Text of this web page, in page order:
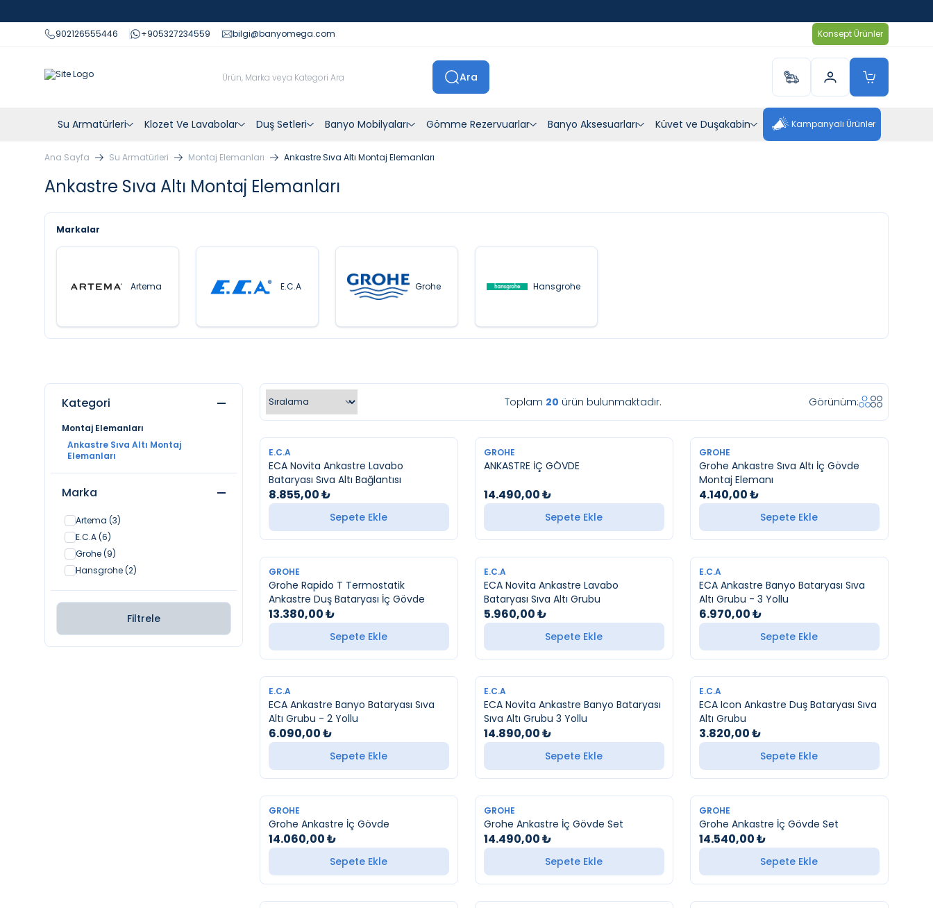
902126555446
+905327234559 bilgi@banyomega.com Konsept Ürünler
Ara
Su Armatürleri Klozet Ve Lavabolar Duş Setleri Banyo Mobilyaları Gömme Rezervuarlar Banyo Aksesuarları Küvet ve Duşakabin Kampanyalı Ürünler
Ana Sayfa Su Armatürleri Montaj Elemanları Ankastre Sıva Altı Montaj Elemanları
Ankastre Sıva Altı Montaj Elemanları
Markalar
Artema E.C.A Grohe Hansgrohe
Kategori
Montaj Elemanları
Ankastre Sıva Altı Montaj
Elemanları
Marka
Artema (3)
E.C.A(6)
Grohe(9)
Hansgrohe(2)
Filtrele
Toplam 20 ürün bulunmaktadır. Görünüm:
YENI
E.C.A
ECA Novita Ankastre Lavabo
Bataryası Sıva Altı Bağlantısı
8.855,00₺
Sepete Ekle
YENI
GROHE
ANKASTRE İÇ GÖVDE
14.490,00₺
Sepete Ekle
YENI
GROHE
Grohe Ankastre Sıva Altı İç Gövde
Montaj Elemanı
4.140,00₺
Sepete Ekle
YENI
GROHE
Grohe Rapido T Termostatik
Ankastre Duş Bataryası İç Gövde
13.380,00₺
Sepete Ekle
YENI
E.C.A
ECA Novita Ankastre Lavabo
Bataryası Sıva Altı Grubu
5.960,00₺
Sepete Ekle
YENI
E.C.A
ECA Ankastre Banyo Bataryası Sıva
Altı Grubu - 3 Yollu
6.970,00₺
Sepete Ekle
YENI
E.C.A
ECA Ankastre Banyo Bataryası Sıva
Altı Grubu - 2 Yollu
6.090,00₺
Sepete Ekle
YENI
E.C.A
ECA Novita Ankastre Banyo Bataryası
Sıva Altı Grubu 3 Yollu
14.890,00₺
Sepete Ekle
YENI
E.C.A
ECA Icon Ankastre Duş Bataryası Sıva
Altı Grubu
3.820,00₺
Sepete Ekle
YENI
GROHE
Grohe Ankastre İç Gövde
14.060,00₺
Sepete Ekle
YENI
GROHE
Grohe Ankastre İç Gövde Set
14.490,00₺
Sepete Ekle
YENI
GROHE
Grohe Ankastre İç Gövde Set
14.540,00₺
Sepete Ekle